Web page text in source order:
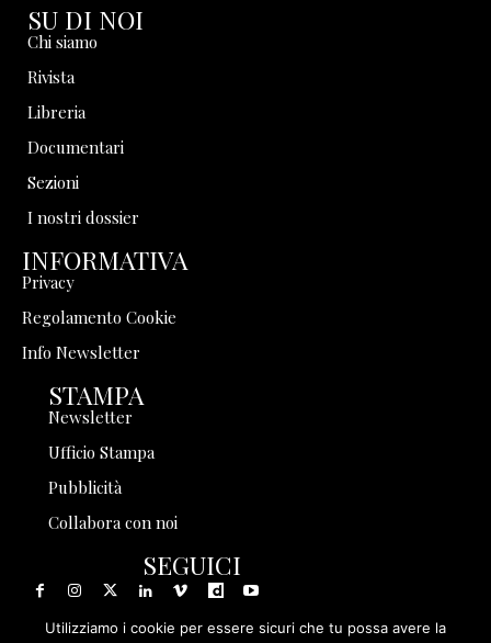
SU DI NOI
Chi siamo
Rivista
Libreria
Documentari
Sezioni
I nostri dossier
INFORMATIVA
Privacy
Regolamento Cookie
Info Newsletter
STAMPA
Newsletter
Ufficio Stampa
Pubblicità
Collabora con noi
SEGUICI
Utilizziamo i cookie per essere sicuri che tu possa avere la